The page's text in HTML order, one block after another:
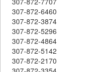
307-872-6460
307-872-3874
307-872-5296
307-872-4864
307-872-5142
307-872-2170